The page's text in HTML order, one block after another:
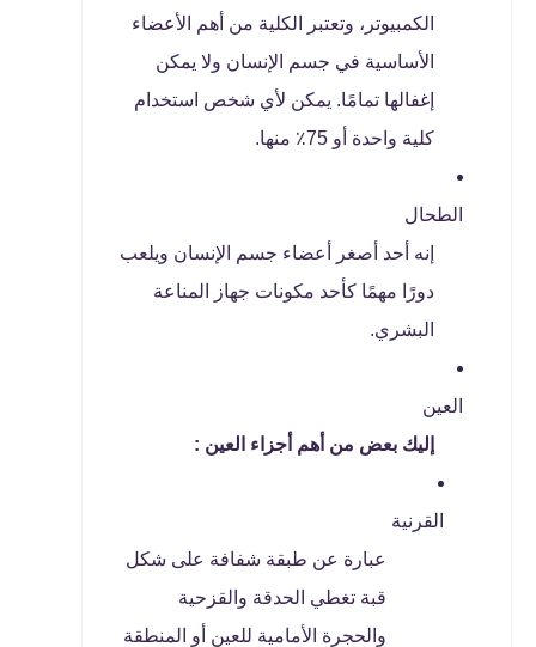
الكمبيوتر، وتعتبر الكلية من أهم الأعضاء
الأساسية في جسم الإنسان ولا يمكن
إغفالها تمامًا. يمكن لأي شخص استخدام
كلية واحدة أو 75٪ منها.
الطحال
إنه أحد أصغر أعضاء جسم الإنسان ويلعب
دورًا مهمًا كأحد مكونات جهاز المناعة
البشري.
العين
إليك بعض من أهم أجزاء العين :
القرنية
عبارة عن طبقة شفافة على شكل
قبة تغطي الحدقة والقزحية
والحجرة الأمامية للعين أو المنطقة